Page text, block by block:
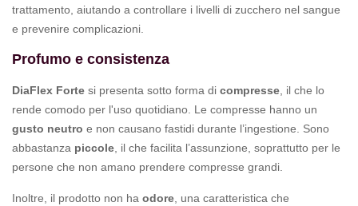
trattamento, aiutando a controllare i livelli di zucchero nel sangue
e prevenire complicazioni.
Profumo e consistenza
DiaFlex Forte si presenta sotto forma di compresse, il che lo
rende comodo per l'uso quotidiano. Le compresse hanno un
gusto neutro e non causano fastidi durante l’ingestione. Sono
abbastanza piccole, il che facilita l’assunzione, soprattutto per le
persone che non amano prendere compresse grandi.
Inoltre, il prodotto non ha odore, una caratteristica che